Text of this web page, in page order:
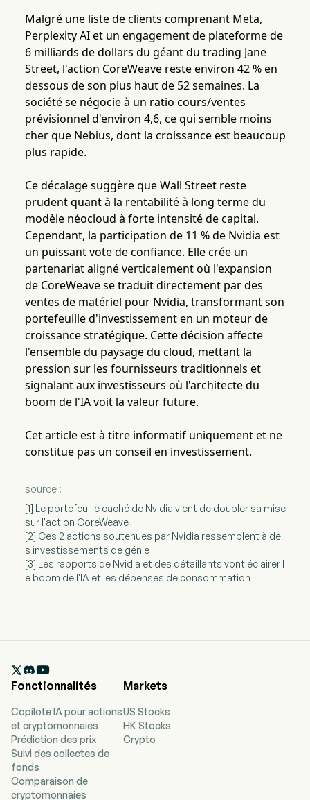
Malgré une liste de clients comprenant Meta,
Perplexity AI et un engagement de plateforme de
6 milliards de dollars du géant du trading Jane
Street, l'action CoreWeave reste environ 42 % en
dessous de son plus haut de 52 semaines. La
société se négocie à un ratio cours/ventes
prévisionnel d'environ 4,6, ce qui semble moins
cher que Nebius, dont la croissance est beaucoup
plus rapide.
Ce décalage suggère que Wall Street reste
prudent quant à la rentabilité à long terme du
modèle néocloud à forte intensité de capital.
Cependant, la participation de 11 % de Nvidia est
un puissant vote de confiance. Elle crée un
partenariat aligné verticalement où l'expansion
de CoreWeave se traduit directement par des
ventes de matériel pour Nvidia, transformant son
portefeuille d'investissement en un moteur de
croissance stratégique. Cette décision affecte
l'ensemble du paysage du cloud, mettant la
pression sur les fournisseurs traditionnels et
signalant aux investisseurs où l'architecte du
boom de l'IA voit la valeur future.
Cet article est à titre informatif uniquement et ne
constitue pas un conseil en investissement.
source :
[1] Le portefeuille caché de Nvidia vient de doubler sa mise
sur l'action CoreWeave
[2] Ces 2 actions soutenues par Nvidia ressemblent à de
s investissements de génie
[3] Les rapports de Nvidia et des détaillants vont éclairer l
e boom de l'IA et les dépenses de consommation

Fonctionnalités
Copilote IA pour actions
et cryptomonnaies
Prédiction des prix
Suivi des collectes de
fonds
Comparaison de
cryptomonnaies
Markets
US Stocks
HK Stocks
Crypto